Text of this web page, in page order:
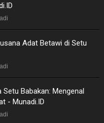
Adat Betawi di Setu
Babakan: Mengenal
- Munadi.ID